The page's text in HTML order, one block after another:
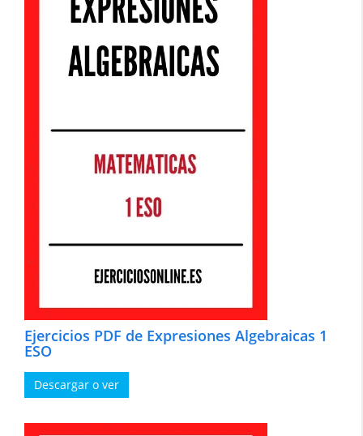
Ejercicios PDF de Expresiones Algebraicas 1
ESO
Descargar o ver